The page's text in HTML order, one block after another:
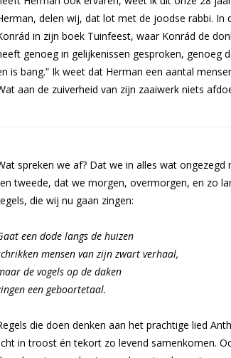
delen wij, dat lot met de joodse rabbi.
in zijn boek Tuinfeest, waar Konrád de
genoeg in gelijkenissen gesproken, genoeg
is bang.” Ik weet dat Herman een aantal
aan de zuiverheid van zijn zaaiwerk niets
spreken we af? Dat we in alles wat
tweede, dat we morgen, overmorgen, en zo
die wij nu gaan zingen:
een dode langs de huizen
mensen van zijn zwart verhaal,
de vogels op de daken
een geboortetaal.
die doen denken aan het prachtige lied
in troost én tekort zo levend samenkomen.